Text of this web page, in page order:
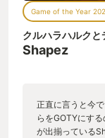
Game of the Year
クルハラハルク
Shapez
正直に言うと今
らをGOTYにす
が出揃っている